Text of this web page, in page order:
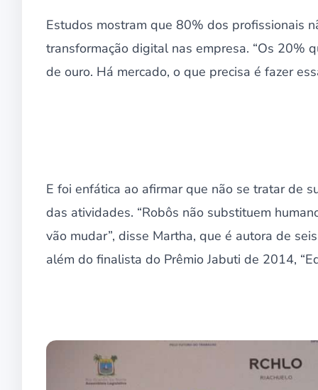
Estudos mostram que 80% dos profissionais
transformação digital nas empresa. “Os 20%
de ouro. Há mercado, o que precisa é fazer
E foi enfática ao afirmar que não se tratar de
das atividades. “Robôs não substituem
vão mudar”, disse Martha, que é autora de
além do finalista do Prêmio Jabuti de 2014,